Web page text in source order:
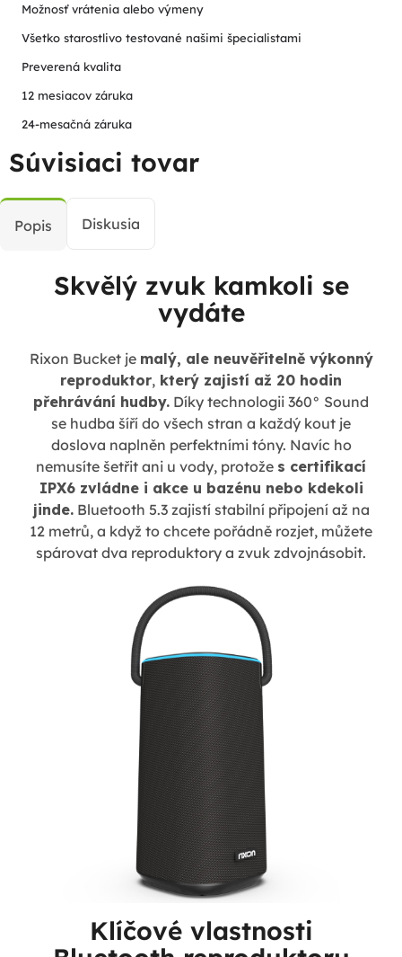
Možnosť vrátenia alebo výmeny
Všetko starostlivo testované našimi špecialistami
Preverená kvalita
12 mesiacov záruka
24-mesačná záruka
Súvisiaci tovar
Popis Diskusia
Skvělý zvuk kamkoli se
vydáte
Rixon Bucket je malý, ale neuvěřitelně výkonný
reproduktor, který zajistí až 20 hodin
přehrávání hudby. Díky technologii 360° Sound
se hudba šíří do všech stran a každý kout je
doslova naplněn perfektními tóny. Navíc ho
nemusíte šetřit ani u vody, protože s certifikací
IPX6 zvládne i akce u bazénu nebo kdekoli
jinde.Bluetooth 5.3 zajistí stabilní připojení až na
12 metrů, a když to chcete pořádně rozjet, můžete
spárovat dva reproduktory a zvuk zdvojnásobit.
Klíčové vlastnosti